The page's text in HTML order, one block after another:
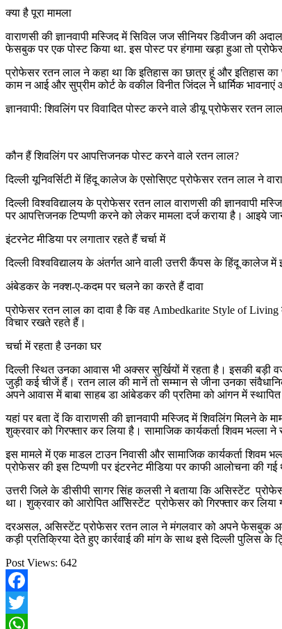
क्या है पूरा मामला
वाराणसी की ज्ञानवापी मस्जिद में सिविल जज सीनियर डिवीजन की
फेसबुक पर एक पोस्ट किया था. इस पोस्ट पर हंगामा खड़ा हुआ तो
प्रोफेसर रतन लाल ने कहा था कि इतिहास का छात्र हूं और इतिहास
काम न आई और सुप्रीम कोर्ट के वकील विनीत जिंदल ने धार्मिक भावनाएं
ज्ञानवापी: शिवलिंग पर विवादित पोस्ट करने वाले डीयू प्रोफेसर रतन
कौन हैं शिवलिंग पर आपत्तिजनक पोस्ट करने वाले रतन लाल?
दिल्ली यूनिवर्सिटी में हिंदू कालेज के एसोसिएट प्रोफेसर रतन लाल ने
दिल्ली विश्वविद्यालय के प्रोफेसर रतन लाल वाराणसी की
पर आपत्तिजनक टिप्पणी करने को लेकर मामला दर्ज कराया है। आइये
इंटरनेट मीडिया पर लगातार रहते हैं चर्चा में
दिल्ली विश्वविद्यालय के अंतर्गत आने वाली उत्तरी कैंपस के हिंदू
अंबेडकर के नक्श-ए-कदम पर चलने का करते हैं दावा
प्रोफेसर रतन लाल का दावा है कि वह Ambedkarite Style of
विचार रखते रहते हैं।
चर्चा में रहता है उनका घर
दिल्ली स्थित उनका आवास भी अक्सर सुर्खियों में रहता है। इसकी बड़ी
जुड़ी कई चीजें हैं। रतन लाल की मानें तो सम्मान से जीना उनका
अपने आवास में बाबा साहब डा आंबेडकर की प्रतिमा को आंगन में स्थापित
यहां पर बता दें कि वाराणसी की ज्ञानवापी मस्जिद में शिवलिंग मिलने
शुक्रवार को गिरफ्तार कर लिया है। सामाजिक कार्यकर्ता शिवम भल्ला
इस मामले में एक माडल टाउन निवासी और सामाजिक कार्यकर्ता शिवम
प्रोफेसर की इस टिप्पणी पर इंटरनेट मीडिया पर काफी आलोचना की गई
उत्तरी जिले के डीसीपी सागर सिंह कलसी ने बताया कि असिस्टेंट
था। शुक्रवार को आरोपित असििस्टेंट प्रोफेसर को गिरफ्तार कर लिया
दरअसल, असिस्टेंट प्रोफेसर रतन लाल ने मंगलवार को अपने फेसबुक
कड़ी प्रतिक्रिया देते हुए कार्रवाई की मांग के साथ इसे दिल्ली पुलिस के
Post Views: 642
Facebook
Twitter